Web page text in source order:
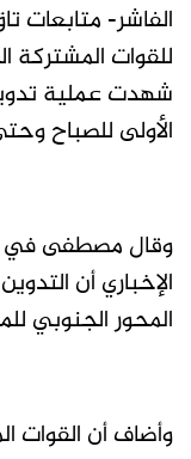
الفاشر-
للقوات المشتركة
شهدت عملية
الأولى للصباح
وقال مصطفى في
الإخباري أن
المحور الجنوبي
وأضاف أن القوات